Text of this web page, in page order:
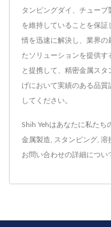
タンピングダイ、チュー
を維持していることを保
情を迅速に解決し、業界の
たソリューションを提供す
と提携して、精密金属ス
げにおいて実績のある品質
してください。
Shih Yehはあなたに私たち
金属製造 スタンピング 溶
お問い合わせの詳細につい